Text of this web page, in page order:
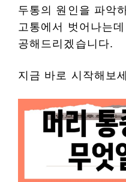
두통의 원인을 파악
고통에서 벗어나는
공해드리겠습니다.
지금 바로 시작해보